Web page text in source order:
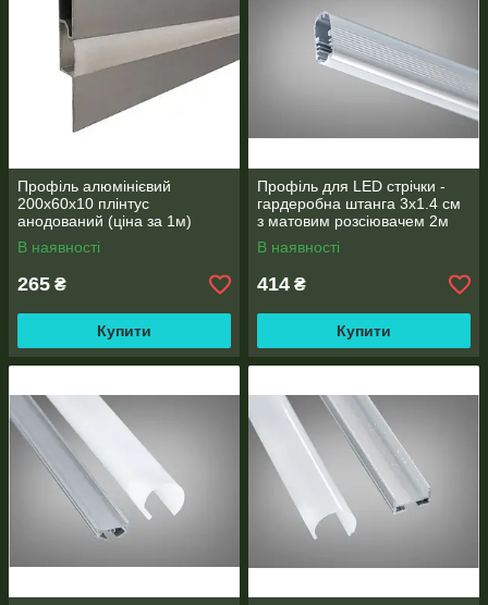
Профіль алюмінієвий
200х60х10 плінтус
анодований (ціна за 1м)
В наявності
265 ₴
Купити
Профіль для LED стрічки -
гардеробна штанга 3х1.4 см
з матовим розсіювачем 2м
В наявності
414 ₴
Купити